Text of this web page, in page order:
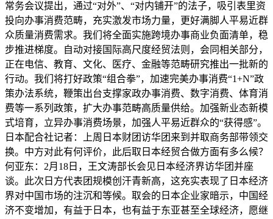
常务会议提出，通过“对外”、“对内铺开”的法子，吸引表里资
投向办事消费范畴，充实激发市场力量，更好满脚人平易近群
众质量消费需求。我们将全面实施跨境办事商业负面清单，稳
步推进梯度。自动对接国际高尺度经贸法则，会同相关部分，
正在电信、教育、文化、医疗、金融等范畴研究推出一批新的
行动。我们将打好政策“组合拳”，加速完美办事消费“1+N”政
策办法系统，鞭策出台支撑家政办事消费、数字消费、体育消
费等一系列政策，扩大办事范畴高质量供给。加强新业态新模
式培育，立异办事消费场景，加强人平易近群众的“获得感”。
日本配合社记者：上周日本财团访华团来到并取商务部带领交
换。中方对此有何评价，此后取日本经贸合做方面有多么候？
何亚东：2月18日，王文涛部长会见日本经济界访华团并座
谈。此次日方代表团规模创汗青新高，这充实表现了日本经济
界对中国市场的注沉和等候。取会的日本企业家暗示，中国经
济不变增加，有益于日本，也有益于东亚甚至全球经济，愿继